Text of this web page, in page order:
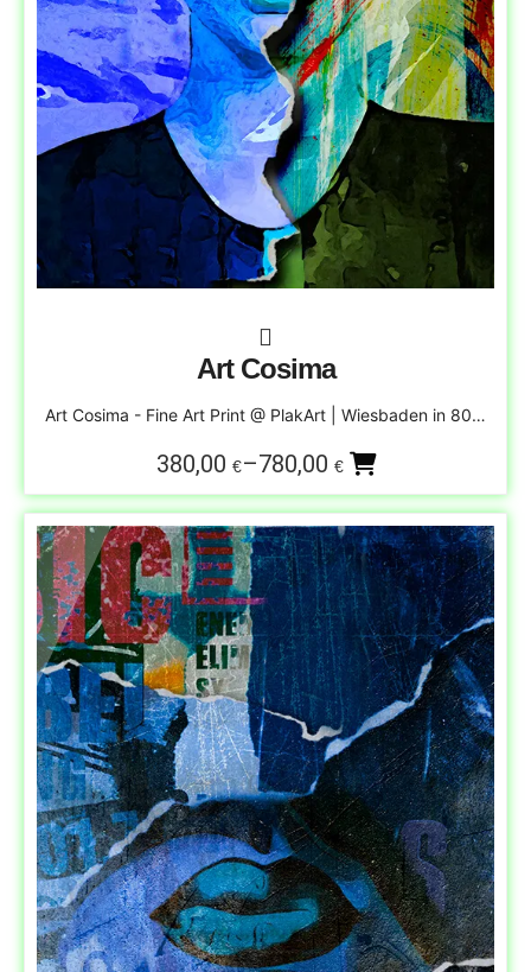
Art Cosima
Art Cosima - Fine Art Print @ PlakArt | Wiesbaden in 80…
380,00 €–780,00 €